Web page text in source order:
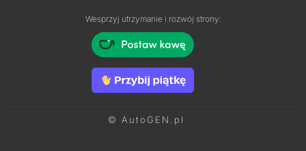
Wesprzyj utrzymanie i rozwój strony:
© AutoGEN.pl